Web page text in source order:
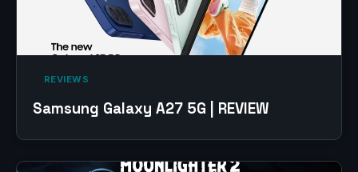
‎ REVIEWS‎
Samsung Galaxy A27 5G | REVIEW